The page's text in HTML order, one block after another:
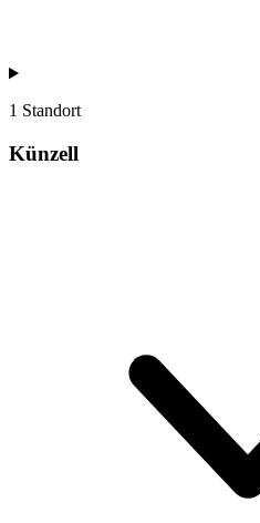
1 Standort
Künzell